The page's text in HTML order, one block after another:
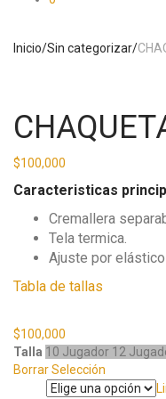
Inicio/Sin categorizar/
$100,000
Caracteristicas
Cremallera
Tela termica.
Ajuste por
Tabla de tallas
$100,000
Talla 10 Jugador 12
Borrar Selección